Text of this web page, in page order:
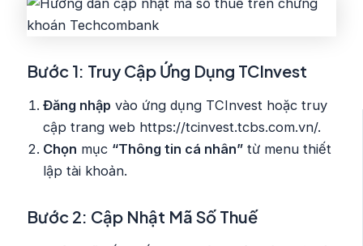
Bước 1: Truy Cập Ứng Dụng TCInvest
Đăng nhập vào ứng dụng TCInvest hoặc truy
cập trang web https://tcinvest.tcbs.com.vn/.
Chọn mục “Thông tin cá nhân” từ menu thiết
lập tài khoản.
Bước 2: Cập Nhật Mã Số Thuế